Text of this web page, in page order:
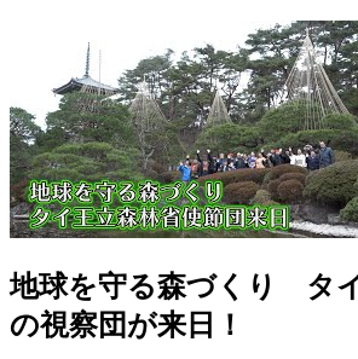
地球を守る森づくり タ
の視察団が来日！